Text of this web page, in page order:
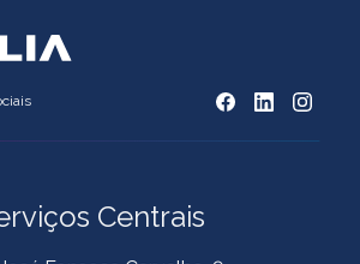
Centrais